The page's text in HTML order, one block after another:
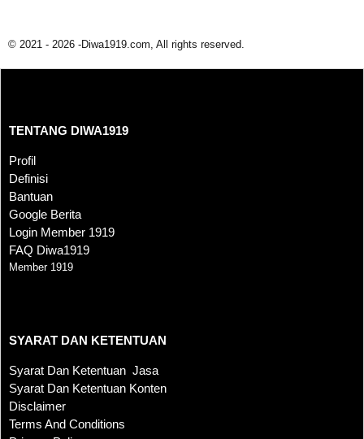
© 2021 - 2026 -Diwa1919.com, All rights reserved.
TENTANG DIWA1919
Profil
Definisi
Bantuan
Google Berita
Login Member 1919
FAQ Diwa1919
Member 1919
SYARAT DAN KETENTUAN
Syarat Dan Ketentuan Jasa
Syarat Dan Ketentuan Konten
Disclaimer
Terms And Conditions